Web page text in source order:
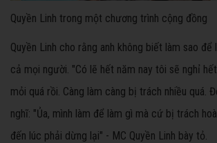
Quyền Linh trong một chương trình cộng đồng
Quyền Linh cho rằng anh không biết làm sao
cả mọi người. "Có lẽ hết năm nay tôi sẽ nghỉ
mỏi quá rồi. Càng làm càng bị trách nhiều quá.
nghĩ: "Ủa, mình làm để làm gì mà cứ bị trách
đến lúc phải dừng lại" - MC Quyền Linh bày tỏ.